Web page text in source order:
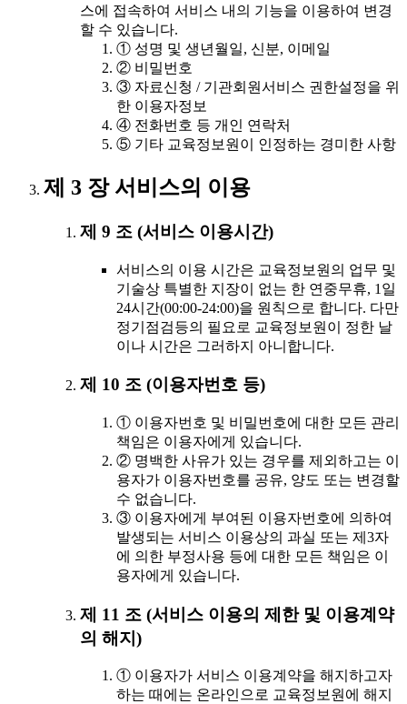
스에 접속하여 서비스 내의 기능을 이용하여 변경
할 수 있습니다.
① 성명 및 생년월일, 신분, 이메일
② 비밀번호
③ 자료신청 / 기관회원서비스 권한설정을 위
한 이용자정보
④ 전화번호 등 개인 연락처
⑤ 기타 교육정보원이 인정하는 경미한 사항
제 3 장 서비스의 이용
제 9 조 (서비스 이용시간)
서비스의 이용 시간은 교육정보원의 업무 및
기술상 특별한 지장이 없는 한 연중무휴, 1일
24시간(00:00-24:00)을 원칙으로 합니다. 다만
정기점검등의 필요로 교육정보원이 정한 날
이나 시간은 그러하지 아니합니다.
제 10 조 (이용자번호 등)
① 이용자번호 및 비밀번호에 대한 모든 관리
책임은 이용자에게 있습니다.
② 명백한 사유가 있는 경우를 제외하고는 이
용자가 이용자번호를 공유, 양도 또는 변경할
수 없습니다.
③ 이용자에게 부여된 이용자번호에 의하여
발생되는 서비스 이용상의 과실 또는 제3자
에 의한 부정사용 등에 대한 모든 책임은 이
용자에게 있습니다.
제 11 조 (서비스 이용의 제한 및 이용계약
의 해지)
① 이용자가 서비스 이용계약을 해지하고자
하는 때에는 온라인으로 교육정보원에 해지